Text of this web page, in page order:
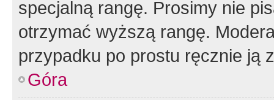
specjalną rangę. Prosimy nie
otrzymać wyższą rangę.
przypadku po prostu ręcznie ją
Góra